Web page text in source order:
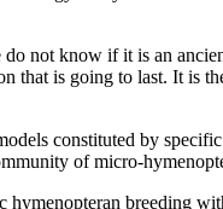
not know if it is an
that is going to last. It is
constituted by
of micro-
breeding